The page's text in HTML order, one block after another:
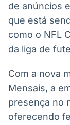
de anúncios
que está
como o NFL
da liga de
Com a nova
Mensais, a
presença no
oferecendo